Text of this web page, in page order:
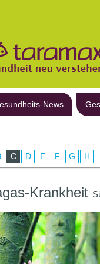
News
C D E F G H
Krankheit